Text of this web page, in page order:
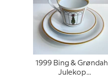
1999 Bing & Grøndahl
Julekop